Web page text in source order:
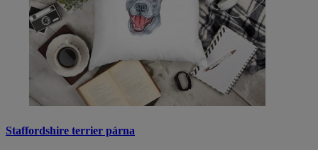
Staffordshire terrier párna